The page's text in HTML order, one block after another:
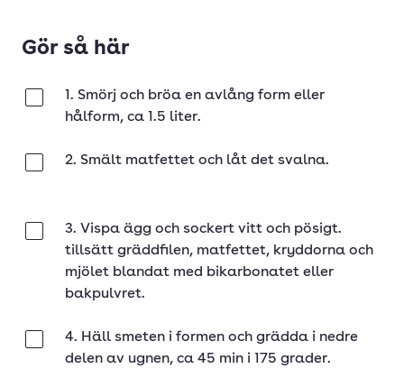
Gör så här
1. Smörj och bröa en avlång form eller
hålform, ca 1.5 liter.
2. Smält matfettet och låt det svalna.
3. Vispa ägg och sockert vitt och pösigt.
tillsätt gräddfilen, matfettet, kryddorna och
mjölet blandat med bikarbonatet eller
bakpulvret.
4. Häll smeten i formen och grädda i nedre
delen av ugnen, ca 45 min i 175 grader.